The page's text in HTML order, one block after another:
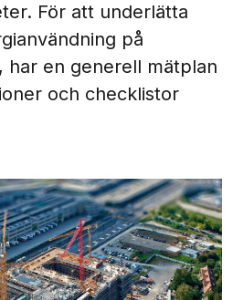
För att underlätta
på
har en generell mätplan
och checklistor